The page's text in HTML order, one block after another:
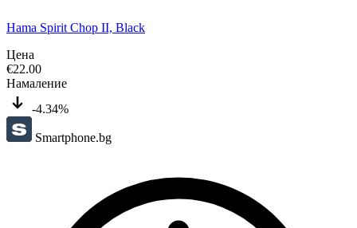
Hama Spirit Chop II, Black
Цена
€22.00
Намаление
-4.34%
Smartphone.bg